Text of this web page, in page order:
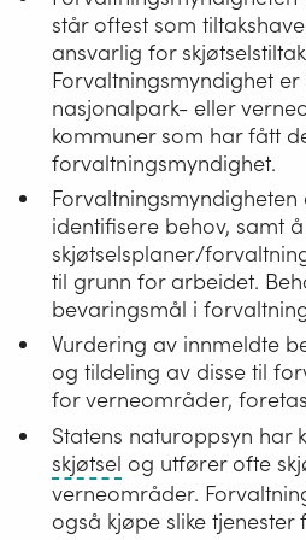
bistå med prioritering av
bygge fagmiljø.
Videre skal nasjonal
oppfølgingsarbeidet framover,
flaskehalser og viktige
Olivinskog har sin
Møre og Romsdal, og det er
Statsforvalteren i Møre og
regionalt samarbeidsforum i
det gjøres vurderinger om det
etablere regionalt
regioner.
står oftest som
ansvarlig for
Forvaltningsmyndighet
nasjonalpark- eller
kommuner som har fått
forvaltningsmyndighet.
identifisere behov, samt
skjøtselsplaner/
til grunn for arbeidet.
bevaringsmål i
Vurdering av innmeldte
og tildeling av disse til
for verneområder,
Statens naturoppsyn har
skjøtsel Tiltak
for
å
og utfører ofte
verneområder.
også kjøpe slike tjenester